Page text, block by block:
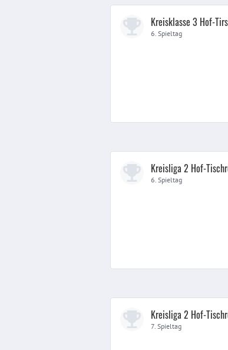
Kreisklasse 3 Hof-
6. Spieltag
Kreisliga 2 Hof-
6. Spieltag
Kreisliga 2 Hof-
7. Spieltag